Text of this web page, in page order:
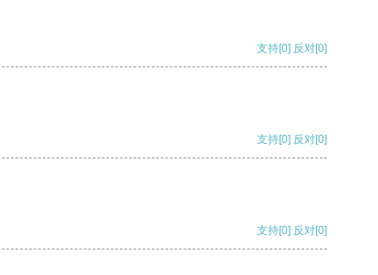
支持[0] 反对[0]
支持[0] 反对[0]
支持[0] 反对[0]